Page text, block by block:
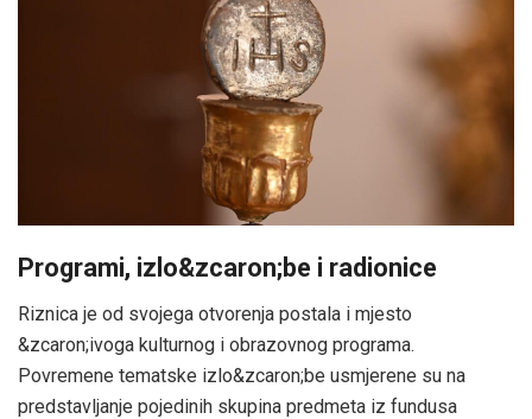
Programi, izlo&zcaron;be i radionice
Riznica je od svojega otvorenja postala i mjesto
&zcaron;ivoga kulturnog i obrazovnog programa.
Povremene tematske izlo&zcaron;be usmjerene su na
predstavljanje pojedinih skupina predmeta iz fundusa